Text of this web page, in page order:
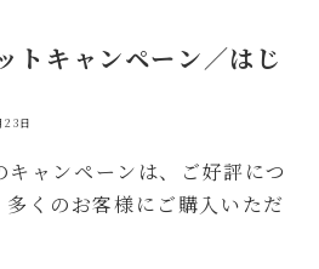
トキャンペーン／はじ
日
キャンペーンは、ご好評につ
くのお客様にご購入いただ